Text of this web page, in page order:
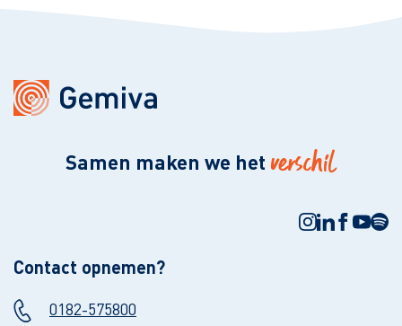
Samen maken we het verschil
Contact opnemen?
0182-575800